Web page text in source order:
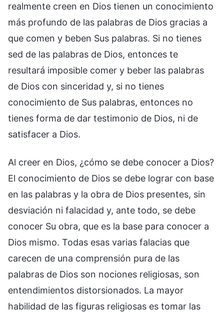
realmente creen en Dios tienen un conocimiento
más profundo de las palabras de Dios gracias a
que comen y beben Sus palabras. Si no tienes
sed de las palabras de Dios, entonces te
resultará imposible comer y beber las palabras
de Dios con sinceridad y, si no tienes
conocimiento de Sus palabras, entonces no
tienes forma de dar testimonio de Dios, ni de
satisfacer a Dios.
Al creer en Dios, ¿cómo se debe conocer a Dios?
El conocimiento de Dios se debe lograr con base
en las palabras y la obra de Dios presentes, sin
desviación ni falacidad y, ante todo, se debe
conocer Su obra, que es la base para conocer a
Dios mismo. Todas esas varias falacias que
carecen de una comprensión pura de las
palabras de Dios son nociones religiosas, son
entendimientos distorsionados. La mayor
habilidad de las figuras religiosas es tomar las